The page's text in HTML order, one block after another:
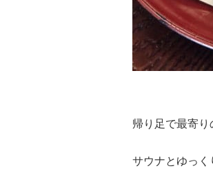
帰り足で最寄り
サウナとゆっ